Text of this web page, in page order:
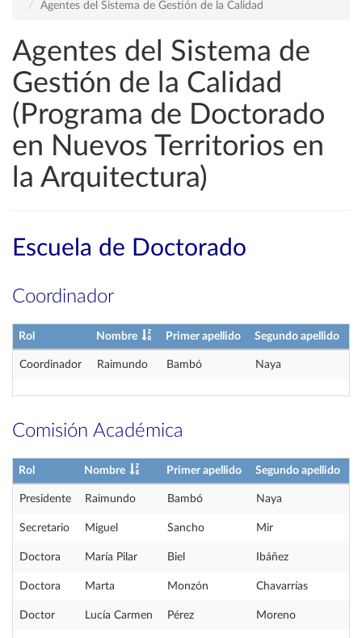
Agentes del Sistema de Gestión de la Calidad
Agentes del Sistema de
Gestión de la Calidad
(Programa de Doctorado
en Nuevos Territorios en
la Arquitectura)
Escuela de Doctorado
Coordinador
Rol Nombre Primer apellido Segundo apellido
Coordinador Raimundo Bambó Naya
Comisión Académica
Rol Nombre Primer apellido Segundo apellido
Presidente Raimundo Bambó Naya
Secretario Miguel Sancho Mir
Doctora María Pilar Biel Ibáñez
Doctora Marta Monzón Chavarrías
Doctor Lucía Carmen Pérez Moreno